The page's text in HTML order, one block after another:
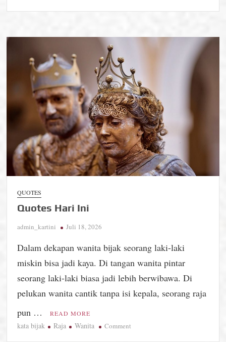
QUOTES
Quotes Hari Ini
admin_kartini Juli 18, 2026
Dalam dekapan wanita bijak seorang laki-laki
miskin bisa jadi kaya. Di tangan wanita pintar
seorang laki-laki biasa jadi lebih berwibawa. Di
pelukan wanita cantik tanpa isi kepala, seorang raja
pun …
READ MORE
kata bijak Raja Wanita Comment